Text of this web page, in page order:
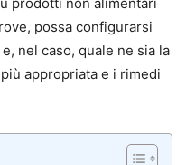
possa configurarsi
nel caso, quale ne sia la
appropriata e i rimedi